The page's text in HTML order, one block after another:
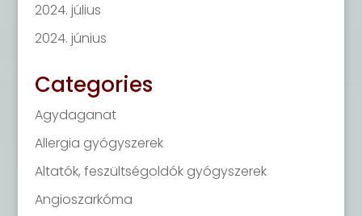
2024. július
2024. június
Categories
Agydaganat
Allergia gyógyszerek
Altatók, feszültségoldók gyógyszerek
Angioszarkóma